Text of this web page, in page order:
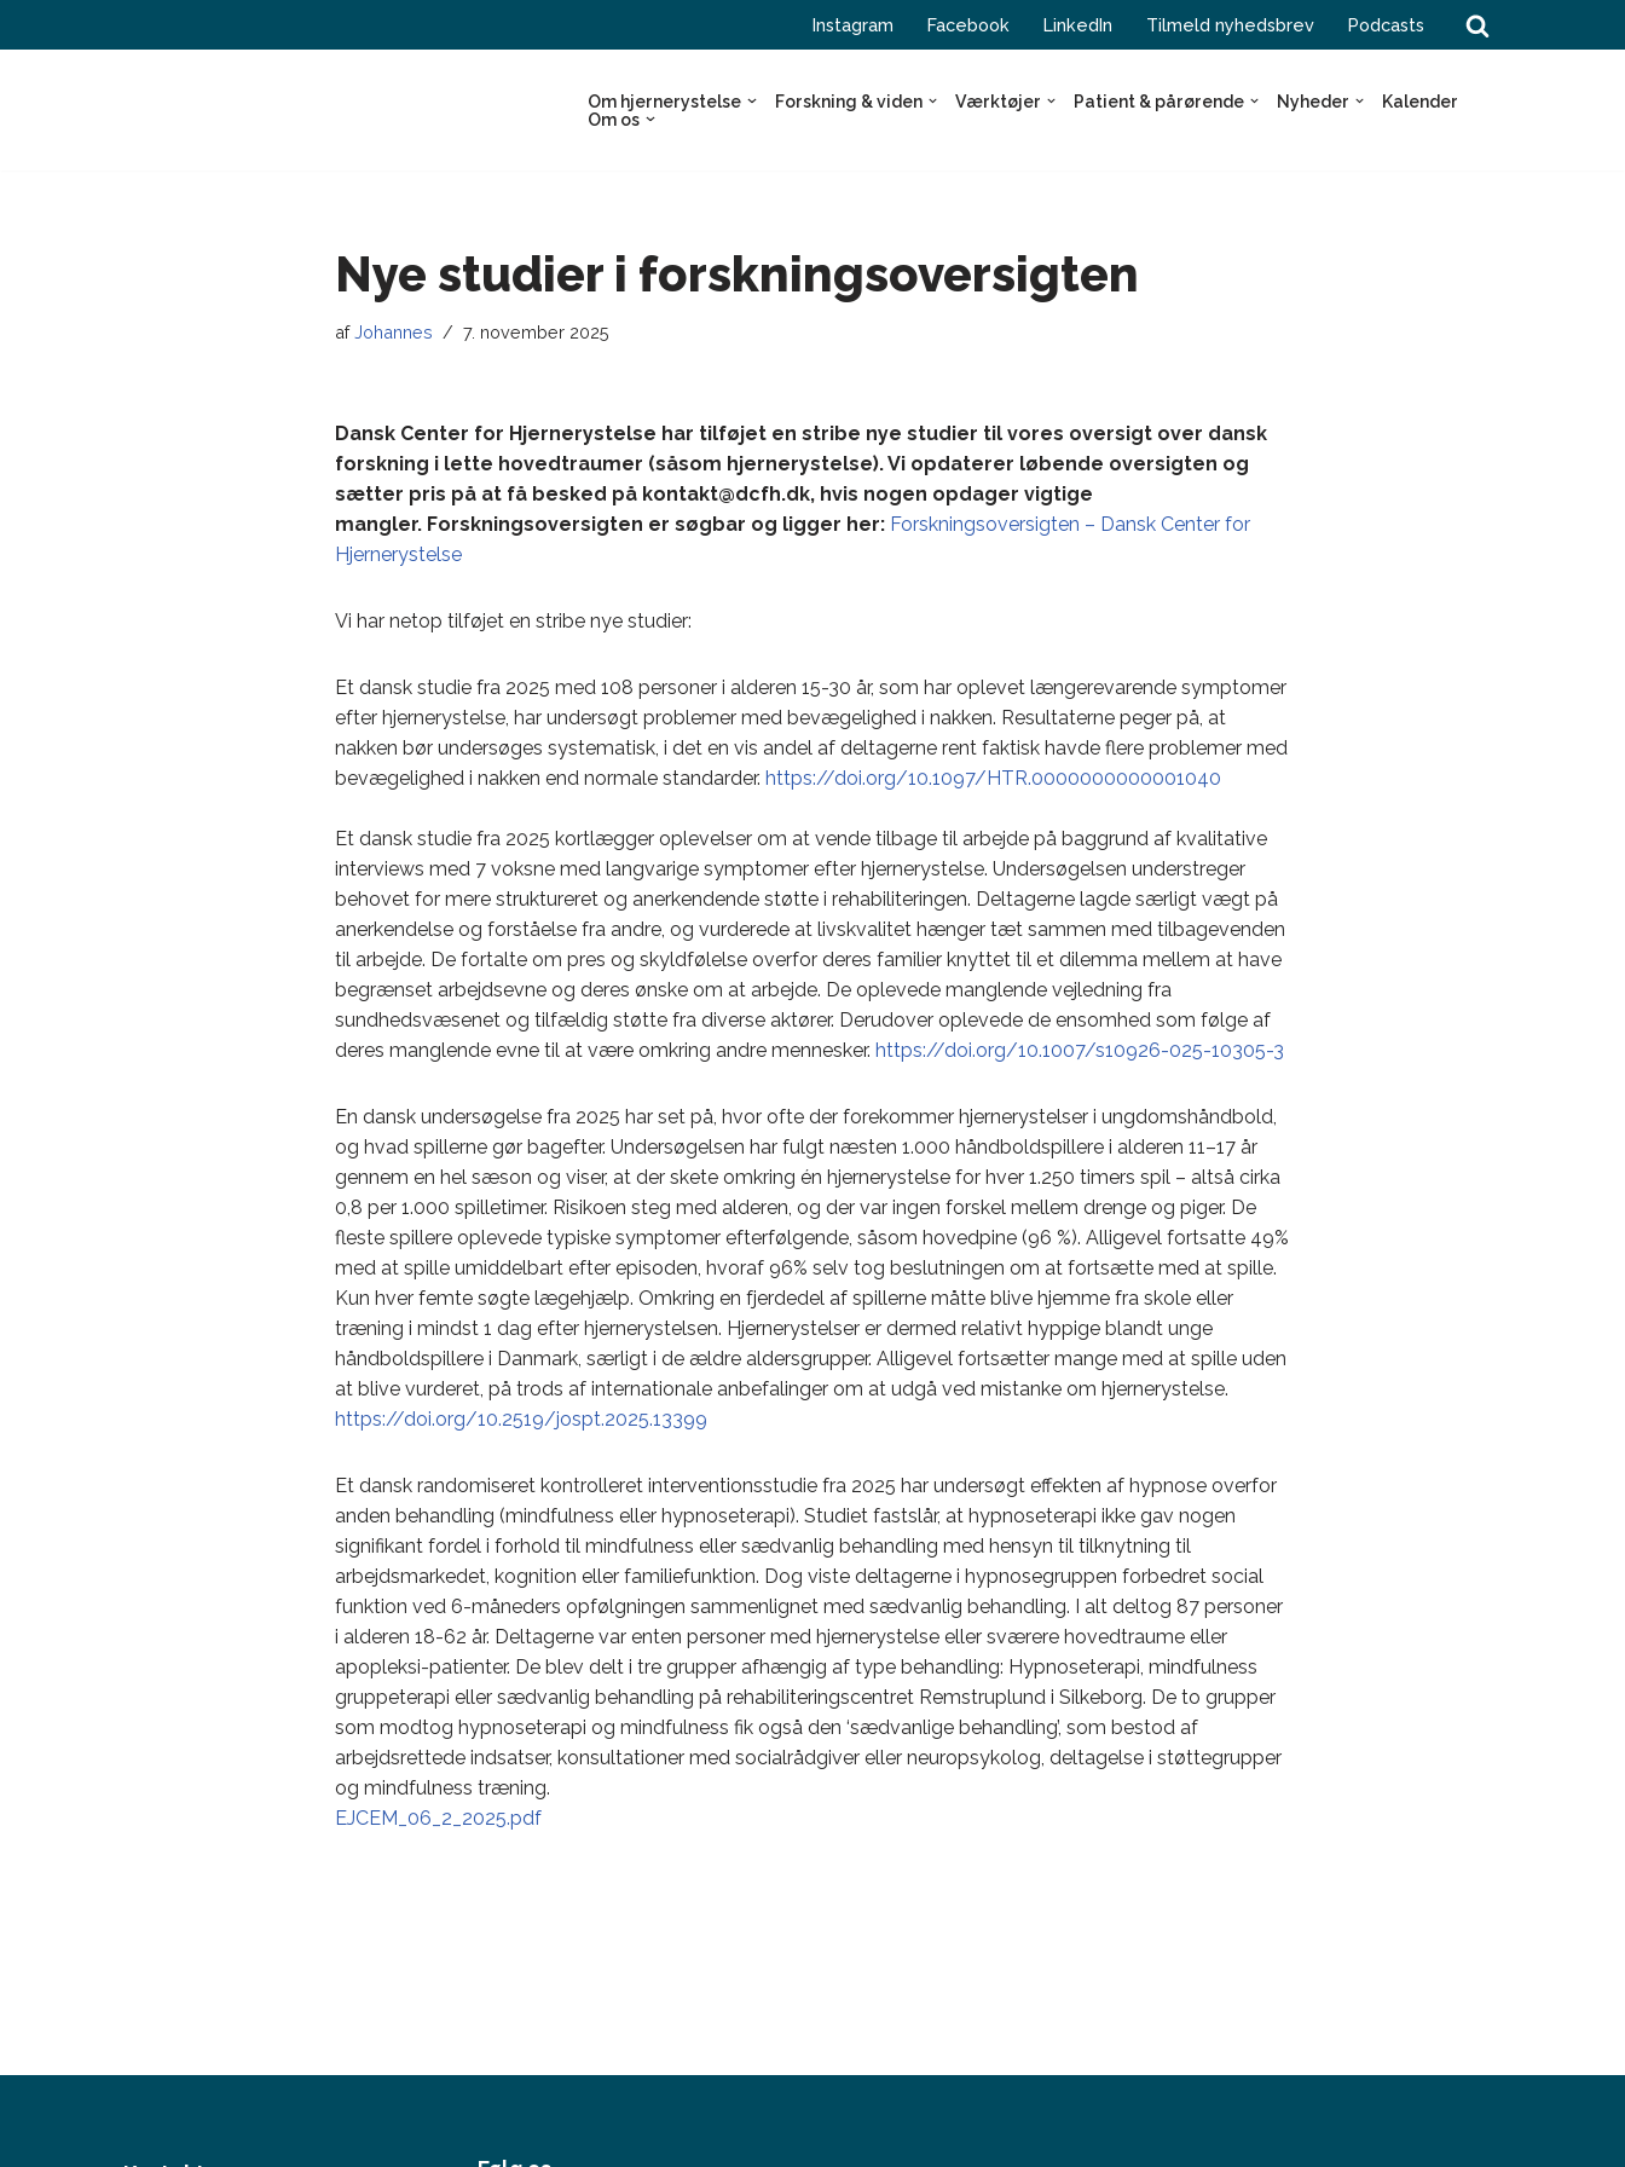
Instagram Facebook LinkedIn Tilmeld nyhedsbrev Podcasts
Om hjernerystelse Forskning & viden Værktøjer Patient & pårørende Nyheder
Kalender
Om os
Nye studier i forskningsoversigten
afJohannes 7. november 2025
Dansk Center for Hjernerystelse har tilføjet en stribe nye studier til vores oversigt over dansk
forskning i lette hovedtraumer (såsom hjernerystelse). Vi opdaterer løbende oversigten og
sætter pris på at få besked på kontakt@dcfh.dk, hvis nogen opdager vigtige
mangler. Forskningsoversigten er søgbar og ligger her: Forskningsoversigten – Dansk Center for
Hjernerystelse
Vi har netop tilføjet en stribe nye studier:
Et dansk studie fra 2025 med 108 personer i alderen 15-30 år, som har oplevet længerevarende symptomer
efter hjernerystelse, har undersøgt problemer med bevægelighed i nakken. Resultaterne peger på, at
nakken bør undersøges systematisk, i det en vis andel af deltagerne rent faktisk havde flere problemer med
bevægelighed i nakken end normale standarder. https://doi.org/10.1097/HTR.0000000000001040
Et dansk studie fra 2025 kortlægger oplevelser om at vende tilbage til arbejde på baggrund af kvalitative
interviews med 7 voksne med langvarige symptomer efter hjernerystelse. Undersøgelsen understreger
behovet for mere struktureret og anerkendende støtte i rehabiliteringen. Deltagerne lagde særligt vægt på
anerkendelse og forståelse fra andre, og vurderede at livskvalitet hænger tæt sammen med tilbagevenden
til arbejde. De fortalte om pres og skyldfølelse overfor deres familier knyttet til et dilemma mellem at have
begrænset arbejdsevne og deres ønske om at arbejde. De oplevede manglende vejledning fra
sundhedsvæsenet og tilfældig støtte fra diverse aktører. Derudover oplevede de ensomhed som følge af
deres manglende evne til at være omkring andre mennesker. https://doi.org/10.1007/s10926-025-10305-3
En dansk undersøgelse fra 2025 har set på, hvor ofte der forekommer hjernerystelser i ungdomshåndbold,
og hvad spillerne gør bagefter. Undersøgelsen har fulgt næsten 1.000 håndboldspillere i alderen 11–17 år
gennem en hel sæson og viser, at der skete omkring én hjernerystelse for hver 1.250 timers spil – altså cirka
0,8 per 1.000 spilletimer. Risikoen steg med alderen, og der var ingen forskel mellem drenge og piger. De
fleste spillere oplevede typiske symptomer efterfølgende, såsom hovedpine (96 %). Alligevel fortsatte 49%
med at spille umiddelbart efter episoden, hvoraf 96% selv tog beslutningen om at fortsætte med at spille.
Kun hver femte søgte lægehjælp. Omkring en fjerdedel af spillerne måtte blive hjemme fra skole eller
træning i mindst 1 dag efter hjernerystelsen. Hjernerystelser er dermed relativt hyppige blandt unge
håndboldspillere i Danmark, særligt i de ældre aldersgrupper. Alligevel fortsætter mange med at spille uden
at blive vurderet, på trods af internationale anbefalinger om at udgå ved mistanke om hjernerystelse.
https://doi.org/10.2519/jospt.2025.13399
Et dansk randomiseret kontrolleret interventionsstudie fra 2025 har undersøgt effekten af hypnose overfor
anden behandling (mindfulness eller hypnoseterapi). Studiet fastslår, at hypnoseterapi ikke gav nogen
signifikant fordel i forhold til mindfulness eller sædvanlig behandling med hensyn til tilknytning til
arbejdsmarkedet, kognition eller familiefunktion. Dog viste deltagerne i hypnosegruppen forbedret social
funktion ved 6-måneders opfølgningen sammenlignet med sædvanlig behandling. I alt deltog 87 personer
i alderen 18-62 år. Deltagerne var enten personer med hjernerystelse eller sværere hovedtraume eller
apopleksi-patienter. De blev delt i tre grupper afhængig af type behandling: Hypnoseterapi, mindfulness
gruppeterapi eller sædvanlig behandling på rehabiliteringscentret Remstruplund i Silkeborg. De to grupper
som modtog hypnoseterapi og mindfulness fik også den ‘sædvanlige behandling’, som bestod af
arbejdsrettede indsatser, konsultationer med socialrådgiver eller neuropsykolog, deltagelse i støttegrupper
og mindfulness træning.
EJCEM_06_2_2025.pdf